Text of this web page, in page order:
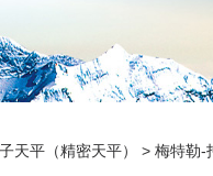
天平（精密天平） > 梅特勒-